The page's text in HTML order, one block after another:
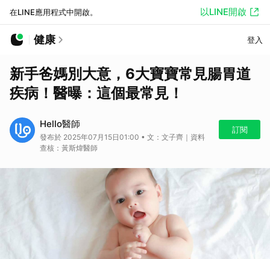
在LINE應用程式中開啟。 以LINE開啟
健康 登入
新手爸媽別大意，6大寶寶常見腸胃道
疾病！醫曝：這個最常見！
Hello醫師
發布於 2025年07月15日01:00 • 文：文子齊｜資料
查核：黃斯煒醫師
訂閱